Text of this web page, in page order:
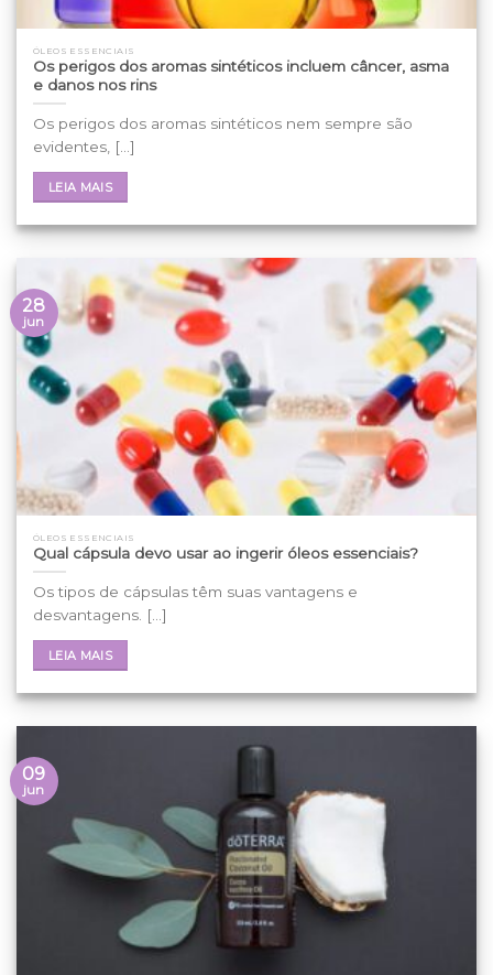
ÓLEOS ESSENCIAIS
Os perigos dos aromas sintéticos incluem câncer, asma
e danos nos rins
Os perigos dos aromas sintéticos nem sempre são
evidentes, [...]
LEIA MAIS
ÓLEOS ESSENCIAIS
Qual cápsula devo usar ao ingerir óleos essenciais?
Os tipos de cápsulas têm suas vantagens e
desvantagens. [...]
LEIA MAIS
28
jun
09
jun